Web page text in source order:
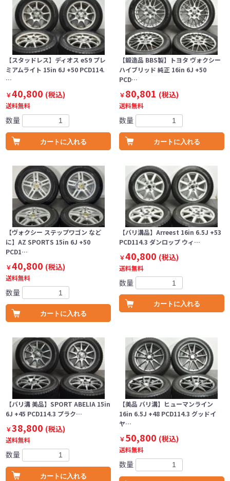
【スタッドレス】ディオス eS9 プレ
ミアムライト 15in 6J +50 PCD114.
…
￥40,800 (税込)
送料無料
数量
カートに入れる
【鍛造品 BBS製】トヨタ ヴォクシー
ハイブリッド 純正 16in 6J +50
PCD…
￥80,801 (税込)
送料無料
数量
カートに入れる
【ヴォクシー ステップワゴン など
に】AZ SPORTS 15in 6J +50
PCD1…
￥40,800 (税込)
送料無料
数量
カートに入れる
【バリ溝品】Arreest 16in 6.5J +53
PCD114.3 ダンロップ ウィ…
￥40,800 (税込)
送料無料
数量
カートに入れる
【バリ溝 美品】SPORT ABELIA 15in
6J +45 PCD114.3 プラク…
￥38,800 (税込)
送料無料
数量
カートに入れる
【美品 バリ溝】ヒューマンライン
16in 6.5J +48 PCD114.3 グッドイ
ヤ…
￥50,800 (税込)
送料無料
数量